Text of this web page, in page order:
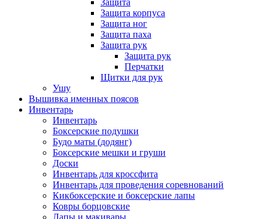
Защита
Защита корпуса
Защита ног
Защита паха
Защита рук
Защита рук
Перчатки
Щитки для рук
Ушу
Вышивка именных поясов
Инвентарь
Инвентарь
Боксерские подушки
Будо маты (додянг)
Боксерские мешки и груши
Доски
Инвентарь для кроссфита
Инвентарь для проведения соревнований
Кикбоксерские и боксерские лапы
Ковры борцовские
Лапы и макивары